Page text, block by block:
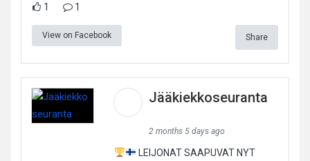
1 1
View on Facebook Share
Jääkiekkoseuranta
2 months 5 days ago
LEIJONAT SAAPUVAT NYT